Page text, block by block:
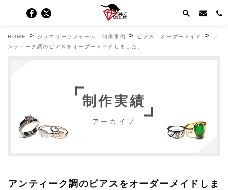
HOME > ジュエリーリフォーム 制作事例 > ピアス オーダーメイド >
ア
ンティーク調のピアスをオーダーメイドしました。
制作実績
アーカイブ
アンティーク調のピアスをオーダーメイドしま